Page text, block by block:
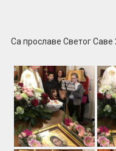
Са прославе Светог Саве